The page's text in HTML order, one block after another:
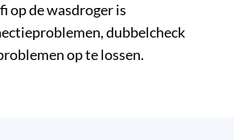
op de wasdroger is
dubbelcheck
op te lossen.